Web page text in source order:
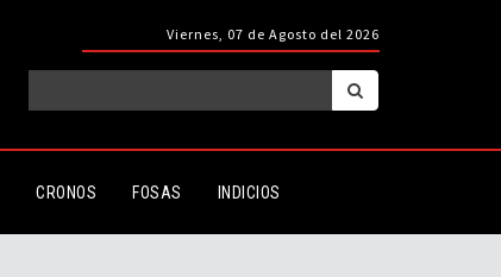
Viernes, 07 de Agosto del 2026
CRONOS FOSAS INDICIOS